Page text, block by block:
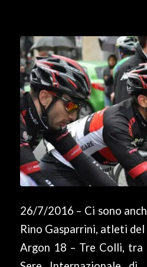
26/7/2016 – Ci sono
Rino Gasparrini, atleti del
Argon 18 – Tre Colli,